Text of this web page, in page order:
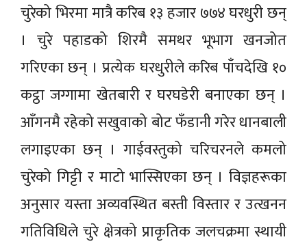
चुरेको भिरमा मात्रै करिब १३ हजार ७७४ घरधुरी छन्
। चुरे पहाडको शिरमै समथर भूभाग खनजोत
गरिएका छन् । प्रत्येक घरधुरीले करिब पाँचदेखि १०
कट्ठा जग्गामा खेतबारी र घरघडेरी बनाएका छन् ।
आँगनमै रहेको सखुवाको बोट फँडानी गरेर धानबाली
लगाइएका छन् । गाईवस्तुको चरिचरनले कमलो
चुरेको गिट्टी र माटो भास्सिएका छन् । विज्ञहरूका
अनुसार यस्ता अव्यवस्थित बस्ती विस्तार र उत्खनन
गतिविधिले चुरे क्षेत्रको प्राकृतिक जलचक्रमा स्थायी